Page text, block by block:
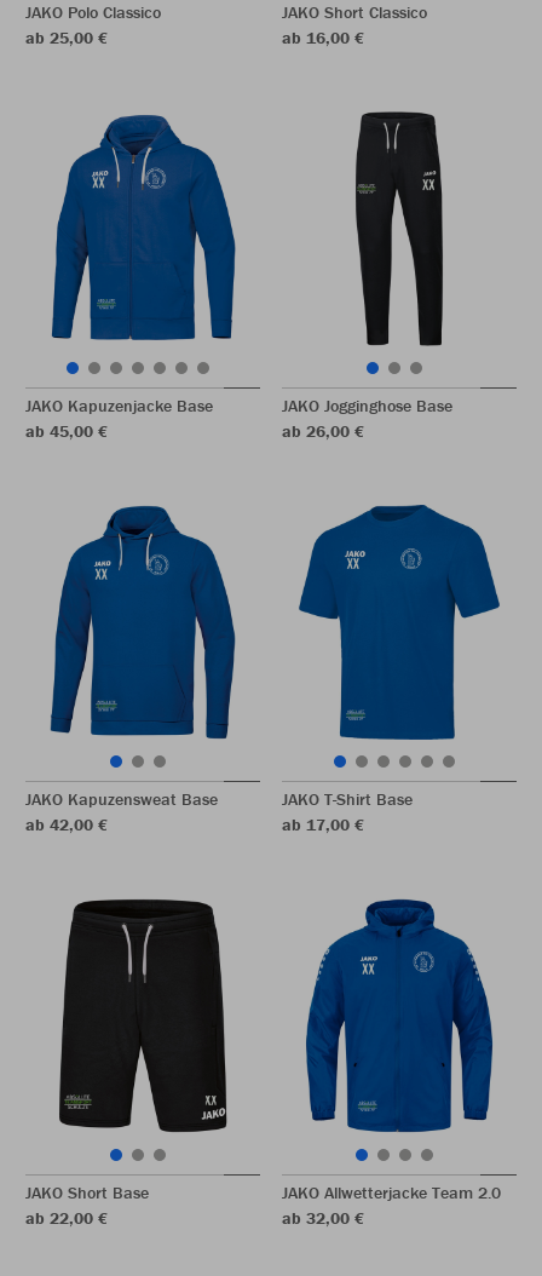
JAKO Polo Classico
ab 25,00 €
JAKO Short Classico
ab 16,00 €
JAKO Kapuzenjacke Base
ab 45,00 €
JAKO Jogginghose Base
ab 26,00 €
JAKO Kapuzensweat Base
ab 42,00 €
JAKO T-Shirt Base
ab 17,00 €
JAKO Short Base
ab 22,00 €
JAKO Allwetterjacke Team 2.0
ab 32,00 €